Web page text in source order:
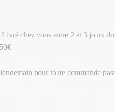
chez vous entre 2 et 3 jours
pour toute commande